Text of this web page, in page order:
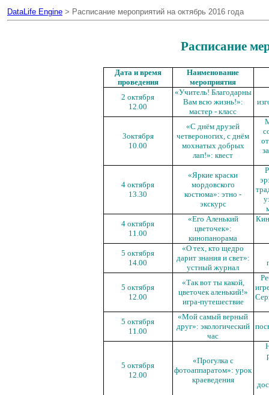
DataLife Engine > Расписание мероприятий на октябрь 2016 года
Расписание
Дата и время
проведения
Наименование
мероприятия
2 октября
12.00
«Учитель! Благодарны
Вам всю жизнь!»:
мастер - класс
3октября
10.00
«С днём друзей
четвероногих, с днём
мохнатых добрых
лап!»: квест
4 октября
13.30
«Яркие краски
мордовского
костюма»: этно -
экскурс
4 октября
11.00
«Его Аленький
цветочек»:
кинопанорама
5 октября
14.00
«О тех, кто щедро
дарит знания и свет»:
устный журнал
5 октября
12.00
«Так вот ты какой,
цветочек аленький!»
игра-путешествие
5 октября
11.00
«Мой самый верный
друг»: экологический
час
5 октября
12.00
«Прогулка с
фотоаппаратом»: урок
краеведения